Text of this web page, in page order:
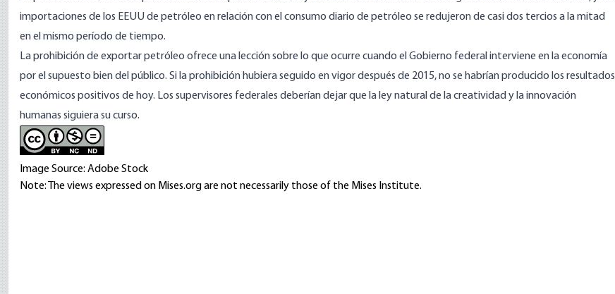
importaciones de los EEUU de petróleo en relación con el consumo diario de petróleo se redujeron de casi dos tercios a la mitad
en el mismo período de tiempo.
La prohibición de exportar petróleo ofrece una lección sobre lo que ocurre cuando el Gobierno federal interviene en la economía
por el supuesto bien del público. Si la prohibición hubiera seguido en vigor después de 2015, no se habrían producido los resultados
económicos positivos de hoy. Los supervisores federales deberían dejar que la ley natural de la creatividad y la innovación
humanas siguiera su curso.
Image Source: Adobe Stock
Note: The views expressed on Mises.org are not necessarily those of the Mises Institute.